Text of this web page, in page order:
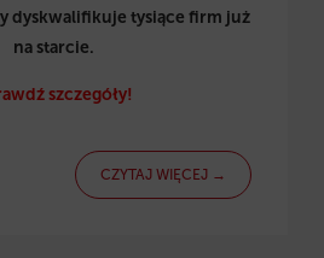
dyskwalifikuje tysiące firm już
na starcie.
szczegóły!
CZYTAJ WIĘCEJ →